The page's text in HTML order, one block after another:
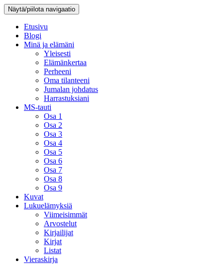
Näytä/piilota navigaatio
Etusivu
Blogi
Minä ja elämäni
Yleisesti
Elämänkertaa
Perheeni
Oma tilanteeni
Jumalan johdatus
Harrastuksiani
MS-tauti
Osa 1
Osa 2
Osa 3
Osa 4
Osa 5
Osa 6
Osa 7
Osa 8
Osa 9
Kuvat
Lukuelämyksiä
Viimeisimmät
Arvostelut
Kirjailijat
Kirjat
Listat
Vieraskirja